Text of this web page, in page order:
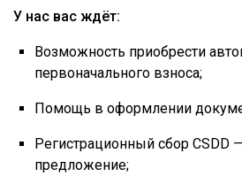
У нас вас ждёт:
Возможность приобрести
первоначального взноса;
Помощь в оформлении
Регистрационный сбор CSDD
предложение;